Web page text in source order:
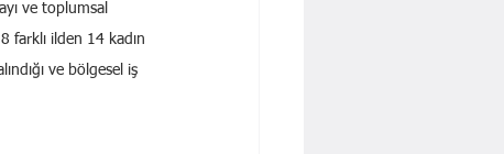
ve toplumsal
farklı ilden 14 kadın
ve bölgesel iş